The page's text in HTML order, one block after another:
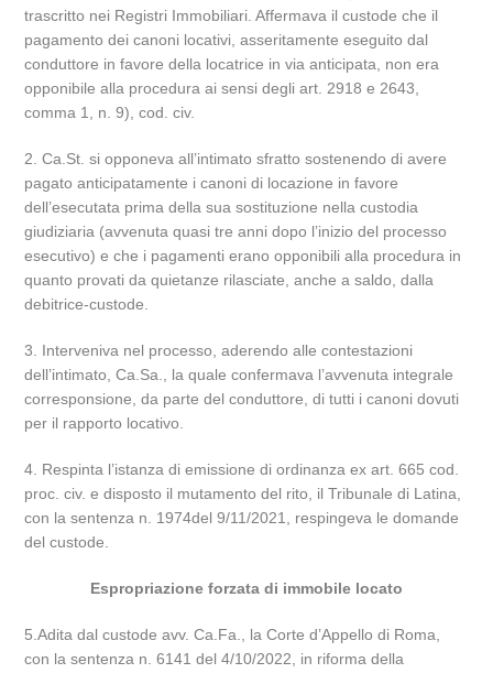
trascritto nei Registri Immobiliari. Affermava il custode che il
pagamento dei canoni locativi, asseritamente eseguito dal
conduttore in favore della locatrice in via anticipata, non era
opponibile alla procedura ai sensi degli art. 2918 e 2643,
comma 1, n. 9), cod. civ.
2. Ca.St. si opponeva all’intimato sfratto sostenendo di avere
pagato anticipatamente i canoni di locazione in favore
dell’esecutata prima della sua sostituzione nella custodia
giudiziaria (avvenuta quasi tre anni dopo l’inizio del processo
esecutivo) e che i pagamenti erano opponibili alla procedura in
quanto provati da quietanze rilasciate, anche a saldo, dalla
debitrice-custode.
3. Interveniva nel processo, aderendo alle contestazioni
dell’intimato, Ca.Sa., la quale confermava l’avvenuta integrale
corresponsione, da parte del conduttore, di tutti i canoni dovuti
per il rapporto locativo.
4. Respinta l’istanza di emissione di ordinanza ex art. 665 cod.
proc. civ. e disposto il mutamento del rito, il Tribunale di Latina,
con la sentenza n. 1974del 9/11/2021, respingeva le domande
del custode.
Espropriazione forzata di immobile locato
5.Adita dal custode avv. Ca.Fa., la Corte d’Appello di Roma,
con la sentenza n. 6141 del 4/10/2022, in riforma della